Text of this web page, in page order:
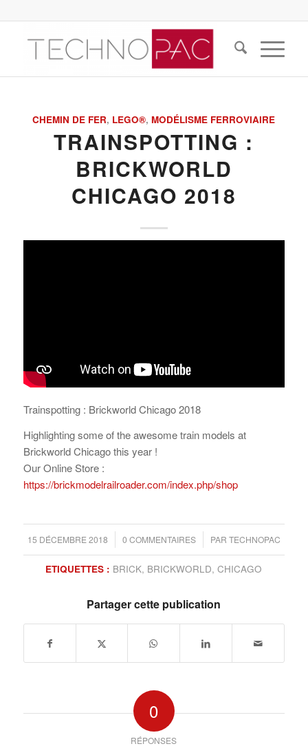
CHEMIN DE FER, LEGO®,MODÉLISME FERROVIAIRE
TRAINSPOTTING :
BRICKWORLD
CHICAGO 2018
Trainspotting : Brickworld Chicago 2018
Highlighting some of the awesome train models at
Brickworld Chicago this year !
Our Online Store :
https://brickmodelrailroader.com/index.php/shop
15 DÉCEMBRE 2018
/ 0 COMMENTAIRES
/ PAR TECHNOPAC
ETIQUETTES : BRICK, BRICKWORLD,CHICAGO
Partager cette publication
0
RÉPONSES